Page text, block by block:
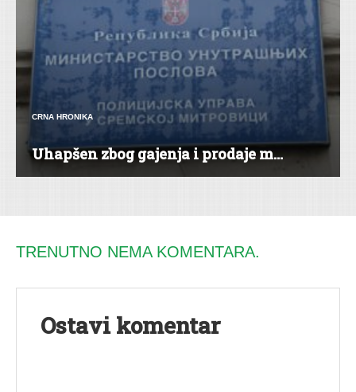
CRNA HRONIKA
Uhapšen zbog gajenja i prodaje m...
TRENUTNO NEMA KOMENTARA.
Ostavi komentar